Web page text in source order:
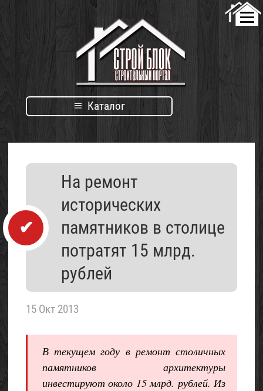
Каталог
На ремонт
исторических
памятников в столице
потратят 15 млрд.
рублей
15 Окт 2013
В текущем году в ремонт столичных
памятников архитектуры
инвестируют около 15 млрд. рублей. Из
Каталог
организаций
Проект
летнего
домика
(с
Май